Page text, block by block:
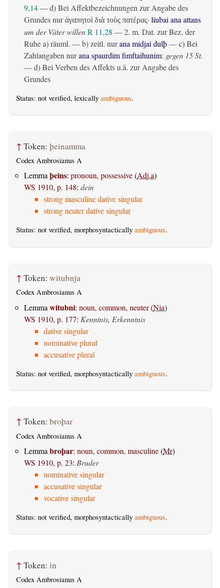
9,14— d) Bei Affektbezeichnungen zur Angabe des
Grundes nurἀγαπητοὶ διὰ τοὺς πατέρας· liubai ana attans
um der Väter willenR 11,28 — 2. m. Dat. zur Bez. der
Ruhea)räuml. — b)zeitl. nurana midjai dulþ— c) Bei
Zahlangaben nurana spaurdim fimftaihunim: gegen 15 St.
— d) Bei Verben des Affekts u.ä. zur Angabe des
Grundes
Status: not verified, lexically ambiguous.
↑ Token: þeinamma
Codex Ambrosianus A
Lemmaþeins: pronoun, possessive(Adj.a)
WS 1910, p. 148: dein
strong masculine dative singular
strong neuter dative singular
Status: not verified, morphosyntactically ambiguous.
↑ Token: witubnja
Codex Ambrosianus A
Lemma witubni: noun, common, neuter(Nia)
WS 1910, p. 177: Kenntnis, Erkenntnis
dative singular
nominative plural
accusative plural
Status: not verified, morphosyntactically ambiguous.
↑ Token: broþar
Codex Ambrosianus A
Lemma broþar: noun, common, masculine(Mr)
WS 1910, p. 23: Bruder
nominative singular
accusative singular
vocative singular
Status: not verified, morphosyntactically ambiguous.
↑ Token: in
Codex Ambrosianus A